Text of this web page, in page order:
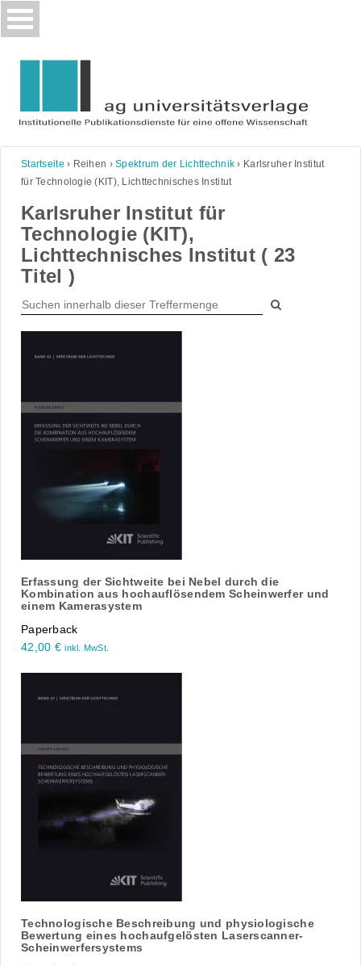
Skip
to
Startseite › Reihen ›Spektrum der Lichttechnik › Karlsruher Institut
für Technologie (KIT), Lichttechnisches Institut
Karlsruher Institut für
Technologie (KIT),
Lichttechnisches Institut ( 23
Titel )
Erfassung der Sichtweite bei Nebel durch die
Kombination aus hochauflösendem Scheinwerfer und
einem Kamerasystem
Paperback
42,00 € inkl. MwSt.
Technologische Beschreibung und physiologische
Bewertung eines hochaufgelösten Laserscanner-
Scheinwerfersystems